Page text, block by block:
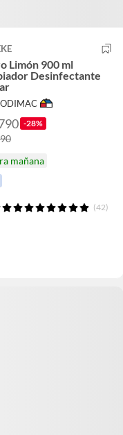
Limón 900 ml
Desinfectante
-28%
mañana
(42)